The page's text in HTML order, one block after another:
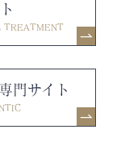
TREATMENT
門サイト